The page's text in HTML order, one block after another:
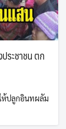
ระชาชน ตก
ห้ปลูกอินทผลัม